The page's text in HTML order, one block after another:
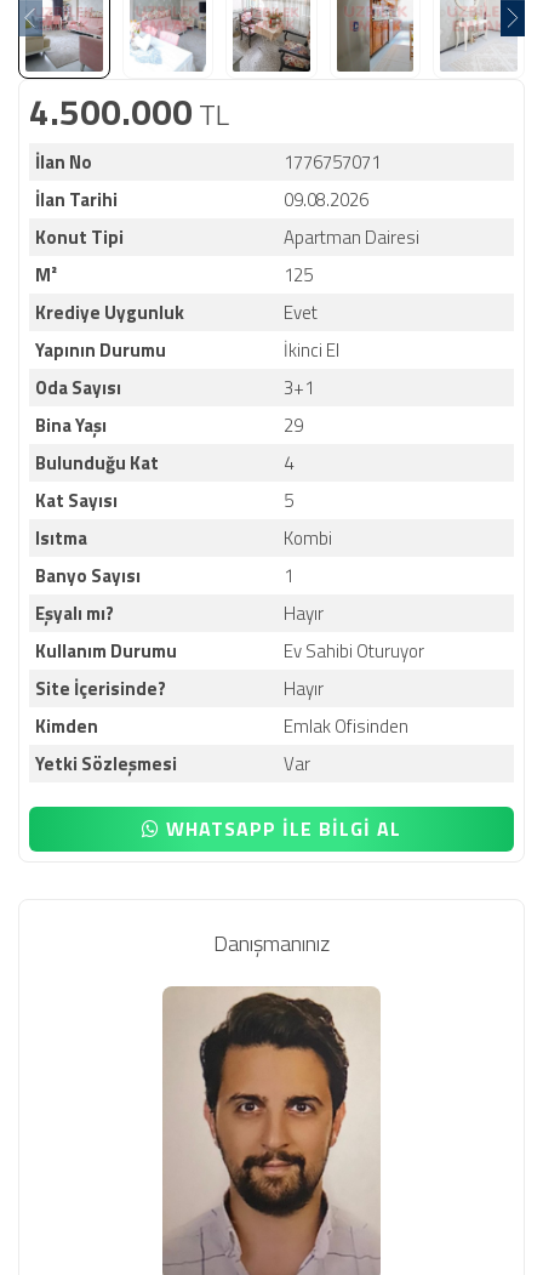
4.500.000TL
İlan No
İlan Tarihi
Konut Tipi
M²
Krediye Uygunluk
Yapının Durumu
Oda Sayısı
Bina Yaşı
Bulunduğu Kat
Kat Sayısı
Isıtma
Banyo Sayısı
Eşyalı mı?
Kullanım Durumu
Site İçerisinde?
Kimden
Yetki Sözleşmesi
1776757071
09.08.2026
Apartman Dairesi
125
Evet
İkinci El
3+1
29
4
5
Kombi
1
Hayır
Ev Sahibi Oturuyor
Hayır
Emlak Ofisinden
Var
WHATSAPP İLE BİLGİ AL
Danışmanınız